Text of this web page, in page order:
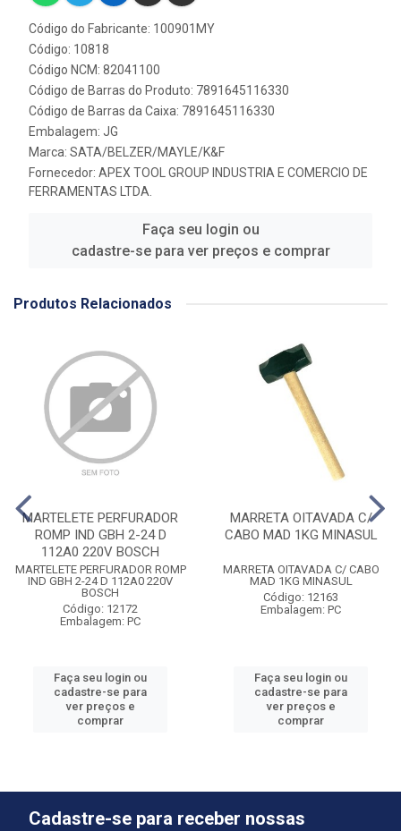
Código do Fabricante: 100901MY
Código: 10818
Código NCM: 82041100
Código de Barras do Produto: 7891645116330
Código de Barras da Caixa: 7891645116330
Embalagem: JG
Marca: SATA/BELZER/MAYLE/K&F
Fornecedor: APEX TOOL GROUP INDUSTRIA E COMERCIO DE
FERRAMENTAS LTDA.
Faça seu login ou
cadastre-se para ver preços e comprar
Produtos Relacionados
MARTELETE PERFURADOR
ROMP IND GBH 2-24 D
112A0 220V BOSCH
MARTELETE PERFURADOR ROMP
IND GBH 2-24 D 112A0 220V
BOSCH
Código: 12172
Embalagem: PC
Faça seu login ou
cadastre-se para
ver preços e
comprar
MARRETA OITAVADA C/
CABO MAD 1KG MINASUL
MARRETA OITAVADA C/ CABO
MAD 1KG MINASUL
Código: 12163
Embalagem: PC
Faça seu login ou
cadastre-se para
ver preços e
comprar
Cadastre-se para receber nossas